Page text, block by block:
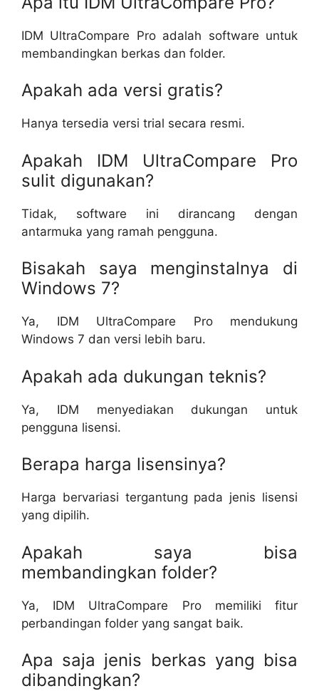
IDM UltraCompare Pro adalah software untuk
membandingkan berkas dan folder.
Apakah ada versi gratis?
Hanya tersedia versi trial secara resmi.
Apakah IDM UltraCompare Pro
sulit digunakan?
Tidak, software ini dirancang dengan
antarmuka yang ramah pengguna.
Bisakah saya menginstalnya di
Windows 7?
Ya, IDM UltraCompare Pro mendukung
Windows 7 dan versi lebih baru.
Apakah ada dukungan teknis?
Ya, IDM menyediakan dukungan untuk
pengguna lisensi.
Berapa harga lisensinya?
Harga bervariasi tergantung pada jenis lisensi
yang dipilih.
Apakah saya bisa
membandingkan folder?
Ya, IDM UltraCompare Pro memiliki fitur
perbandingan folder yang sangat baik.
Apa saja jenis berkas yang bisa
dibandingkan?